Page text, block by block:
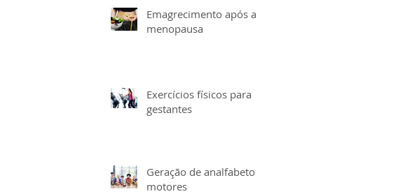
Emagrecimento após a
menopausa
Exercícios físicos para
gestantes
Geração de analfabetos
motores